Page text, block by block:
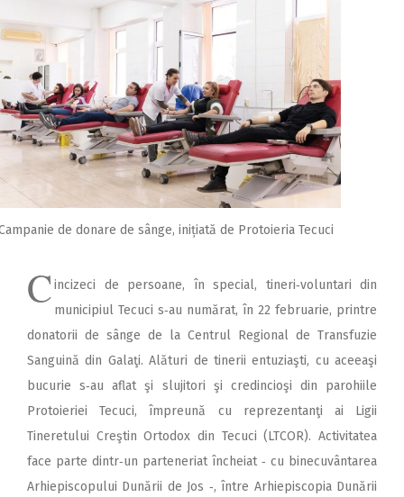
2013
2012
2011
2010
de donare de sânge, inițiată de Protoieria Tecuci
Cincizeci de persoane, în special, tineri‑voluntari din
municipiul Tecuci s‑au numărat, în 22 februarie, printre
donatorii de sânge de la Centrul Regional de Transfuzie
Sanguină din Galaţi. Alături de tinerii entuziaşti, cu aceeaşi
bucurie s‑au aflat şi slujitori şi credincioşi din parohiile
Protoieriei Tecuci, împreună cu reprezentanţi ai Ligii
Tineretului Creştin Ortodox din Tecuci (LTCOR). Activitatea
face parte dintr‑un parteneriat încheiat ‑ cu binecuvântarea
Arhiepiscopului Dunării de Jos ‑, între Arhiepiscopia Dunării